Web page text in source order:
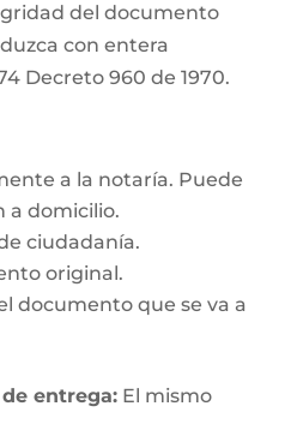
del documento
con entera
Decreto 960 de 1970.
a la notaría. Puede
a domicilio.
ciudadanía.
original.
documento que se va a
entrega:El mismo